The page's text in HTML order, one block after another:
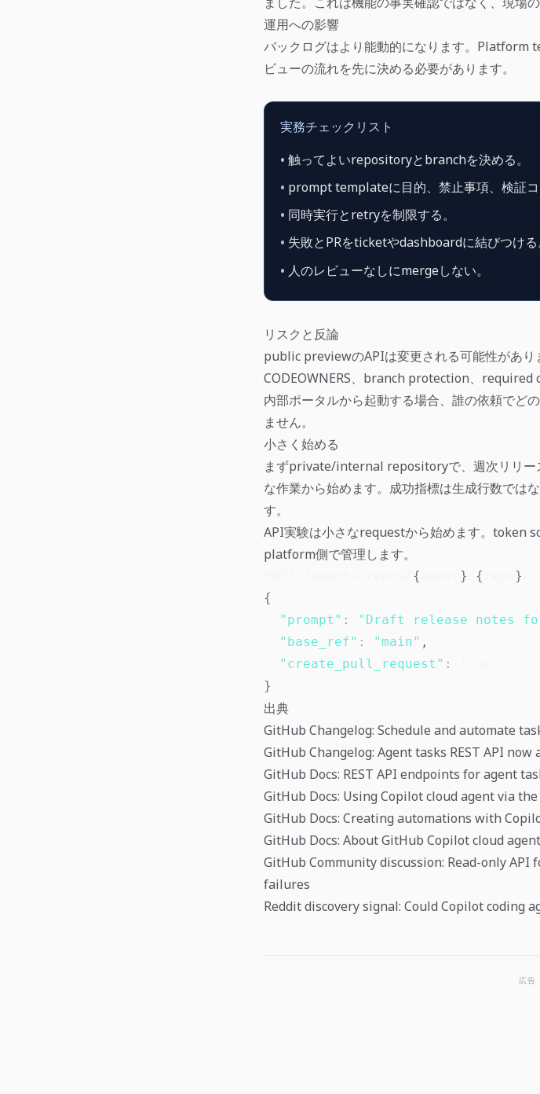
運用への影響
バックログはより能動的になります。Platform
ビューの流れを先に決める必要があります。
実務チェックリスト
• 触ってよいrepositoryとbranchを決める。
• prompt templateに目的、禁止事項、検証コ
• 同時実行とretryを制限する。
• 失敗とPRをticketやdashboardに結びつける
• 人のレビューなしにmergeしない。
リスクと反論
public previewのAPIは変更される可能性があり
CODEOWNERS、branch protection、required
内部ポータルから起動する場合、誰の依頼でど
ません。
小さく始める
まずprivate/internal repositoryで、週次リリー
な作業から始めます。成功指標は生成行数では
す。
API実験は小さなrequestから始めます。token
platform側で管理します。
{ } { }
{
"prompt" :
"Draft release notes
"base_ref" : "main" ,
"create_pull_request" :
}
出典
GitHub Changelog: Schedule and automate
GitHub Changelog: Agent tasks REST API
GitHub Docs: REST API endpoints for agent
GitHub Docs: Using Copilot cloud agent via the
GitHub Docs: Creating automations with
GitHub Docs: About GitHub Copilot cloud agent
GitHub Community discussion: Read-only
failures
Reddit discovery signal: Could Copilot coding
広告